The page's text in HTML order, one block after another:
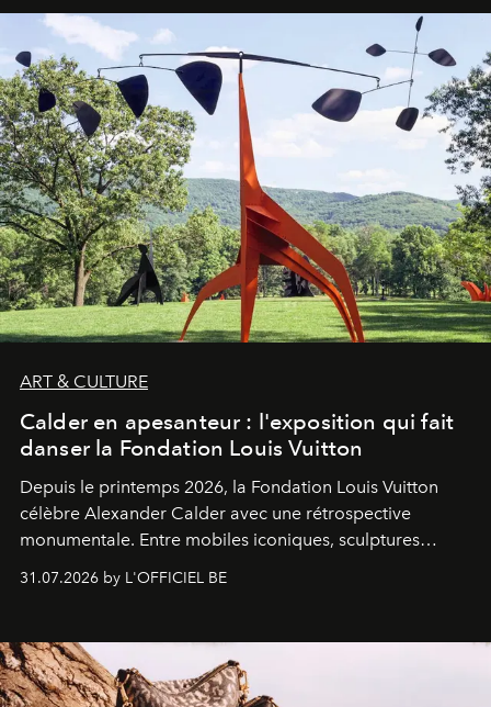
ART & CULTURE
Calder en apesanteur : l'exposition qui fait
danser la Fondation Louis Vuitton
Depuis le printemps 2026, la Fondation Louis Vuitton
célèbre Alexander Calder avec une rétrospective
monumentale. Entre mobiles iconiques, sculptures
monumentales et poésie du mouvement, l'artiste
américain investit les espaces imaginés par Frank Gehry
sculpture.
31.07.2026 by L'OFFICIEL BE